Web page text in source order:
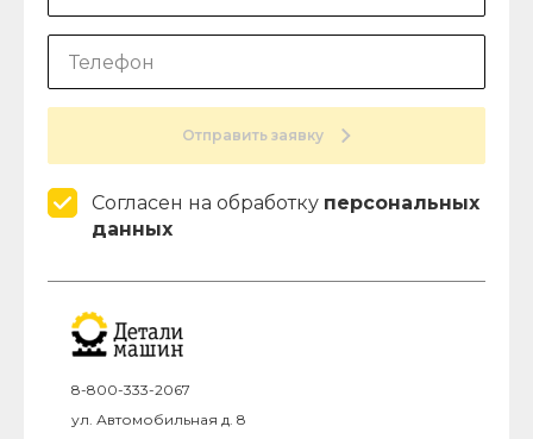
Отправить заявку
Согласен на обработку персональных
данных
8-800-333-2067
ул. Автомобильная д. 8